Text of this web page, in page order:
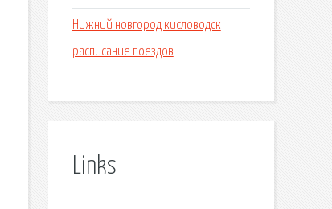
Нижний новгород кисловодск
расписание поездов
Links